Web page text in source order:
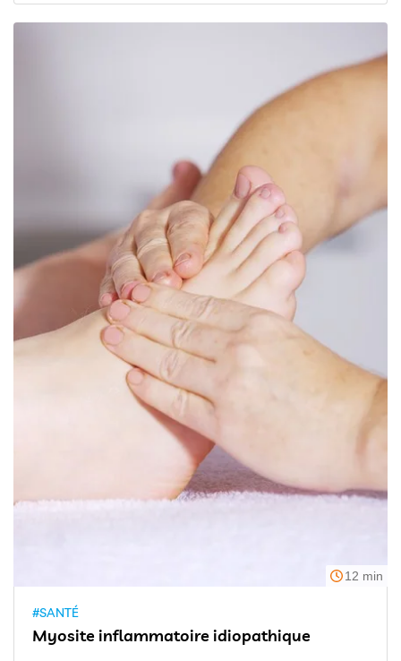
12 min
#SANTÉ
Myosite inflammatoire idiopathique